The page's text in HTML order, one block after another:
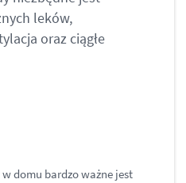
leków,
oraz ciągłe
domu bardzo ważne jest